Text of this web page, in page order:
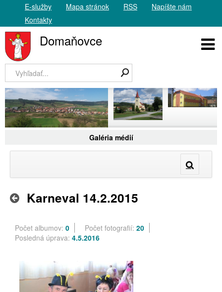
E-služby Mapa stránok RSS
Napíšte nám
Kontakty
Domaňovce
Galéria médií
Karneval 14.2.2015
Počet albumov: 0 Počet fotografií: 20
Posledná úprava: 4.5.2016